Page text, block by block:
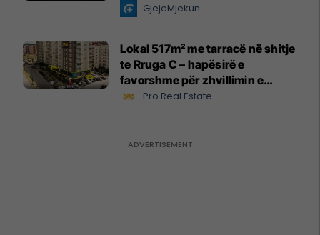
GjejeMjekun
Lokal 517m² me tarracë në shitje
te Rruga C – hapësirë e
favorshme për zhvillimin e
biznesit #15796
Pro Real Estate